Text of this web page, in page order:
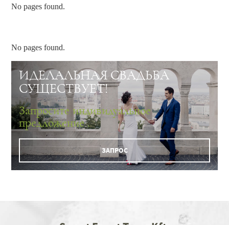
No pages found.
No pages found.
ИДЕЛАЛЬНАЯ СВАДЬБА
СУЩЕСТВУЕТ!
Запросите индивидуальное
предложение .
ЗАПРОС